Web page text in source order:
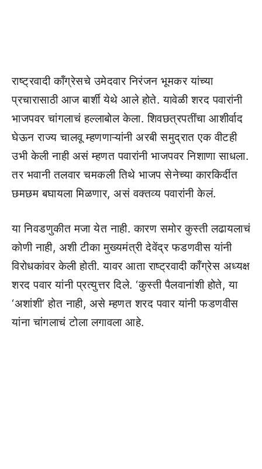
राष्ट्रवादी कॉंग्रेसचे उमेदवार निरंजन भूमकर यांच्या
प्रचारासाठी आज बार्शी येथे आले होते. यावेळी शरद पवारांनी
भाजपवर चांगलाचं हल्लाबोल केला. शिवछत्रपतींचा आशीर्वाद
घेऊन राज्य चालवू म्हणणाऱ्यांनी अरबी समुद्रात एक वीटही
उभी केली नाही असं म्हणत पवारांनी भाजपवर निशाणा साधला.
तर भवानी तलवार चमकली तिथे भाजप सेनेच्या कारकिर्दीत
छमछम बघायला मिळणार, असं वक्तव्य पवारांनी केलं.
या निवडणुकीत मजा येत नाही. कारण समोर कुस्ती लढायलाचं
कोणी नाही, अशी टीका मुख्यमंत्री देवेंद्र फडणवीस यांनी
विरोधकांवर केली होती. यावर आता राष्ट्रवादी कॉंग्रेस अध्यक्ष
शरद पवार यांनी प्रत्युत्तर दिले. ‘कुस्ती पैलवानांशी होते, या
‘अशांशी’ होत नाही, असे म्हणत शरद पवार यांनी फडणवीस
यांना चांगलाचं टोला लगावला आहे.